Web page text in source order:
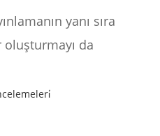
yanı sıra
oluşturmayı da